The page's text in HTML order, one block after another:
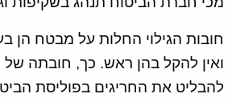
חובות הגילוי החלות על מבטח הן
ואין להקל בהן ראש. כך, חובתה
להבליט את החריגים בפוליסת